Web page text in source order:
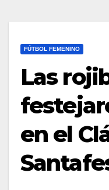
FÚTBOL FEMENINO
Las
en el